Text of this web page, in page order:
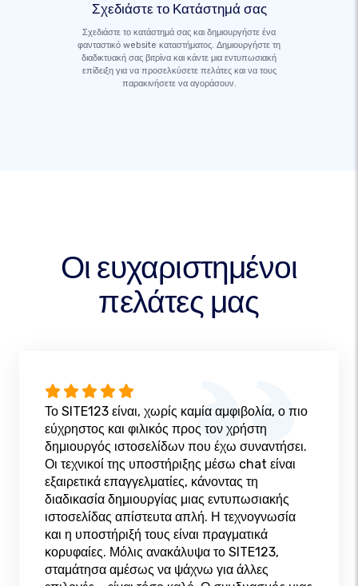
Σχεδιάστε το Κατάστημά σας
Σχεδιάστε το κατάστημά σας και δημιουργήστε ένα
φανταστικό website καταστήματος. Δημιουργήστε τη
διαδικτυακή σας βιτρίνα και κάντε μια εντυπωσιακή
επίδειξη για να προσελκύσετε πελάτες και να τους
παρακινήσετε να αγοράσουν.
Οι ευχαριστημένοι
πελάτες μας
Το SITE123 είναι, χωρίς καμία αμφιβολία, ο πιο
εύχρηστος και φιλικός προς τον χρήστη
δημιουργός ιστοσελίδων που έχω συναντήσει.
Οι τεχνικοί της υποστήριξης μέσω chat είναι
εξαιρετικά επαγγελματίες, κάνοντας τη
διαδικασία δημιουργίας μιας εντυπωσιακής
ιστοσελίδας απίστευτα απλή. Η τεχνογνωσία
και η υποστήριξή τους είναι πραγματικά
κορυφαίες. Μόλις ανακάλυψα το SITE123,
σταμάτησα αμέσως να ψάχνω για άλλες